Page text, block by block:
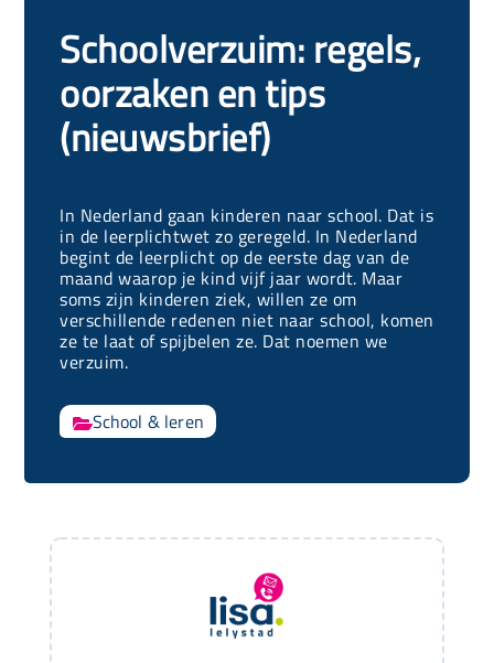
Schoolverzuim: regels,
oorzaken en tips
(nieuwsbrief)
In Nederland gaan kinderen naar school. Dat is
in de leerplichtwet zo geregeld. In Nederland
begint de leerplicht op de eerste dag van de
maand waarop je kind vijf jaar wordt. Maar
soms zijn kinderen ziek, willen ze om
verschillende redenen niet naar school, komen
ze te laat of spijbelen ze. Dat noemen we
verzuim.
School & leren